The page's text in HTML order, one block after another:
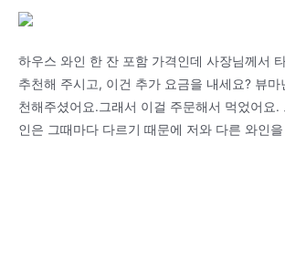
하우스 와인 한 잔 포함 가격인데 사장님께서
추천해 주시고, 이건 추가 요금을 내세요? 뷰마
천해주셨어요.그래서 이걸 주문해서 먹었어요.
인은 그때마다 다르기 때문에 저와 다른 와인